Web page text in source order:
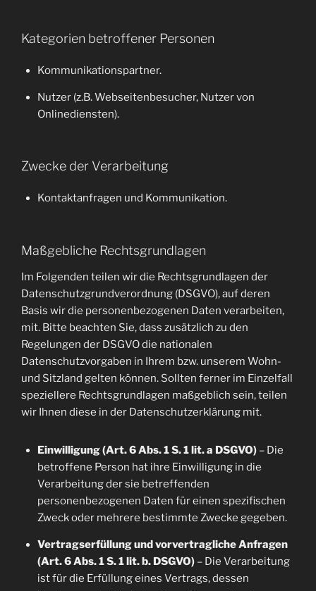
Kategorien betroffener Personen
Kommunikationspartner.
Nutzer (z.B. Webseitenbesucher, Nutzer von
Onlinediensten).
Zwecke der Verarbeitung
Kontaktanfragen und Kommunikation.
Maßgebliche Rechtsgrundlagen
Im Folgenden teilen wir die Rechtsgrundlagen der
Datenschutzgrundverordnung (DSGVO), auf deren
Basis wir die personenbezogenen Daten verarbeiten,
mit. Bitte beachten Sie, dass zusätzlich zu den
Regelungen der DSGVO die nationalen
Datenschutzvorgaben in Ihrem bzw. unserem Wohn-
und Sitzland gelten können. Sollten ferner im Einzelfall
speziellere Rechtsgrundlagen maßgeblich sein, teilen
wir Ihnen diese in der Datenschutzerklärung mit.
Einwilligung (Art. 6 Abs. 1 S. 1 lit. a DSGVO)– Die
betroffene Person hat ihre Einwilligung in die
Verarbeitung der sie betreffenden
personenbezogenen Daten für einen spezifischen
Zweck oder mehrere bestimmte Zwecke gegeben.
Vertragserfüllung und vorvertragliche Anfragen
(Art. 6 Abs. 1 S. 1 lit. b. DSGVO)– Die Verarbeitung
ist für die Erfüllung eines Vertrags, dessen